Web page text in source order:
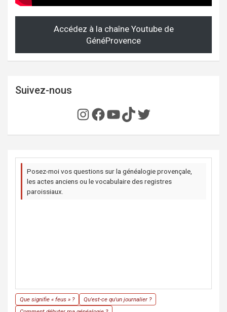
Accédez à la chaîne Youtube de
GénéProvence
Suivez-nous
Instagram
Facebook
YouTube
TikTok
Twitter
Posez-moi vos questions sur la généalogie provençale,
les actes anciens ou le vocabulaire des registres
paroissiaux.
Que signifie « feus » ?
Qu'est-ce qu'un journalier ?